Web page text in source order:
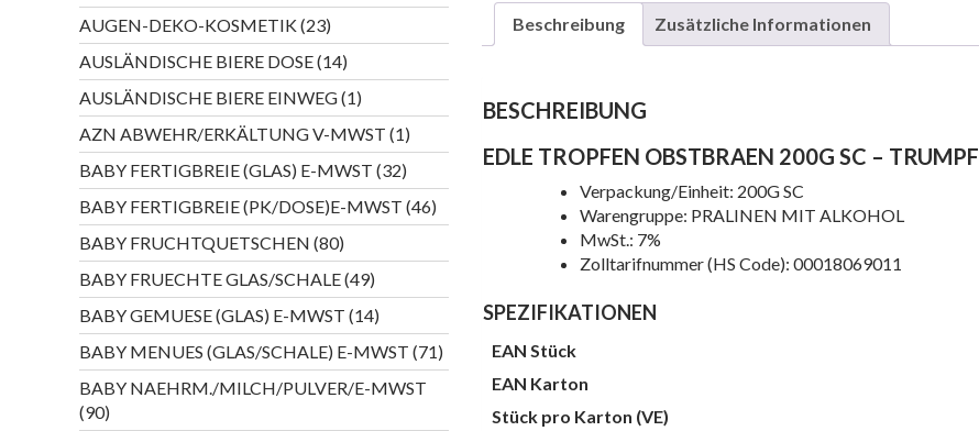
Beschreibung Zusätzliche Informationen
BESCHREIBUNG
EDLE TROPFEN OBSTBRAEN 200G SC – TRUMPF
Verpackung/Einheit: 200G SC
Warengruppe: PRALINEN MIT ALKOHOL
MwSt.: 7%
Zolltarifnummer (HS Code): 00018069011
SPEZIFIKATIONEN
EAN Stück
EAN Karton
Stück pro Karton (VE)
Produkte
AUGEN-DEKO-KOSMETIK 2323
Produkte
AUSLÄNDISCHE BIERE DOSE 1414
Produkte
AUSLÄNDISCHE BIERE EINWEG 11
Produkt
AZN ABWEHR/ERKÄLTUNG V-MWST 11
Produkt
BABY FERTIGBREIE (GLAS) E-MWST 3232
Produkte
BABY FERTIGBREIE (PK/DOSE)E-MWST 4646
Produkte
BABY FRUCHTQUETSCHEN 8080
Produkte
BABY FRUECHTE GLAS/SCHALE 4949
Produkte
BABY GEMUESE (GLAS) E-MWST 1414
Produkte
BABY MENUES (GLAS/SCHALE) E-MWST 7171
Produkte
BABY NAEHRM./MILCH/PULVER/E-MWST
9090